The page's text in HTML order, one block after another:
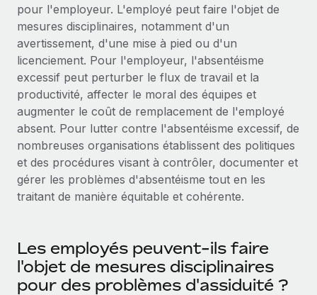
pour l'employeur. L'employé peut faire l'objet de
mesures disciplinaires, notamment d'un
avertissement, d'une mise à pied ou d'un
licenciement. Pour l'employeur, l'absentéisme
excessif peut perturber le flux de travail et la
productivité, affecter le moral des équipes et
augmenter le coût de remplacement de l'employé
absent. Pour lutter contre l'absentéisme excessif, de
nombreuses organisations établissent des politiques
et des procédures visant à contrôler, documenter et
gérer les problèmes d'absentéisme tout en les
traitant de manière équitable et cohérente.
Les employés peuvent-ils faire
l'objet de mesures disciplinaires
pour des problèmes d'assiduité ?